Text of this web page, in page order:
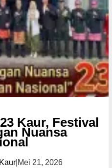
Kaur, Festival
Nuansa
Kaur| Mei 21, 2026o